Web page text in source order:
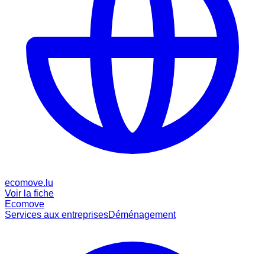
ecomove.lu
Voir la fiche
Ecomove
Services aux entreprisesDéménagement